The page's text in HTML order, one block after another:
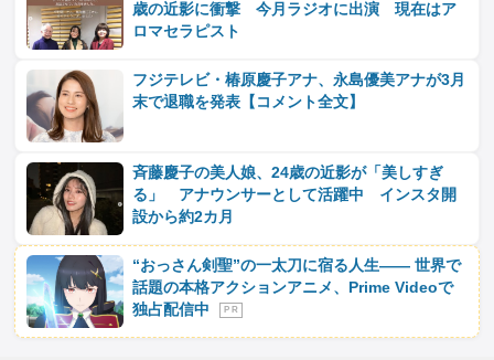
歳の近影に衝撃 今月ラジオに出演 現在はア
ロマセラピスト
フジテレビ・椿原慶子アナ、永島優美アナが3月
末で退職を発表【コメント全文】
斉藤慶子の美人娘、24歳の近影が「美しすぎ
る」 アナウンサーとして活躍中 インスタ開
設から約2カ月
“おっさん剣聖”の一太刀に宿る人生―― 世界で
話題の本格アクションアニメ、Prime Videoで
独占配信中
P R